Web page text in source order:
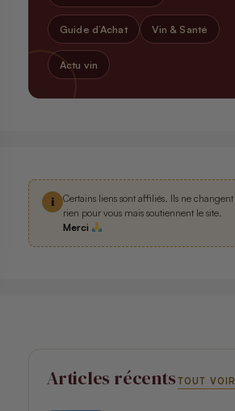
Guide d’Achat Vin & Santé
Actu vin
i
Certains liens sont affiliés. Ils ne changent
rien pour vous mais soutiennent le site.
Merci
Articles récents TOUT VOIR